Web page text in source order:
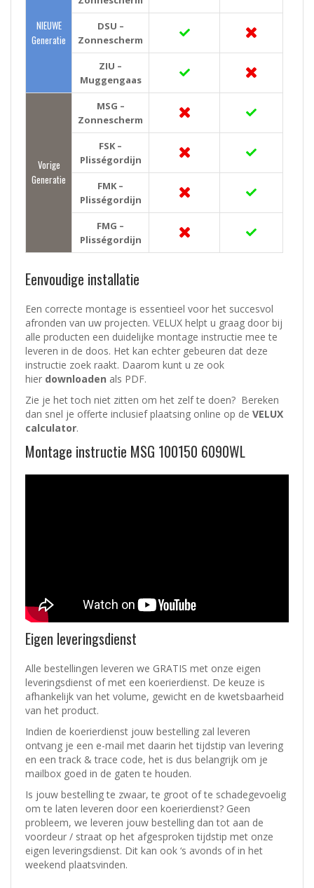
NIEUWE
Generatie
DSU –
Zonnescherm
ZIU –
Muggengaas
Vorige
Generatie
MSG –
Zonnescherm
FSK –
Plisségordijn
FMK –
Plisségordijn
FMG –
Plisségordijn
Eenvoudige installatie
Een correcte montage is essentieel voor het succesvol
afronden van uw projecten. VELUX helpt u graag door bij
alle producten een duidelijke montage instructie mee te
leveren in de doos. Het kan echter gebeuren dat deze
instructie zoek raakt. Daarom kunt u ze ook
hier downloaden als PDF.
Zie je het toch niet zitten om het zelf te doen? Bereken
dan snel je offerte inclusief plaatsing online op de VELUX
calculator.
Montage instructie MSG 100150 6090WL
Eigen leveringsdienst
Alle bestellingen leveren we GRATIS met onze eigen
leveringsdienst of met een koerierdienst. De keuze is
afhankelijk van het volume, gewicht en de kwetsbaarheid
van het product.
Indien de koerierdienst jouw bestelling zal leveren
ontvang je een e-mail met daarin het tijdstip van levering
en een track & trace code, het is dus belangrijk om je
mailbox goed in de gaten te houden.
Is jouw bestelling te zwaar, te groot of te schadegevoelig
om te laten leveren door een koerierdienst? Geen
probleem, we leveren jouw bestelling dan tot aan de
voordeur / straat op het afgesproken tijdstip met onze
eigen leveringsdienst. Dit kan ook ‘s avonds of in het
weekend plaatsvinden.